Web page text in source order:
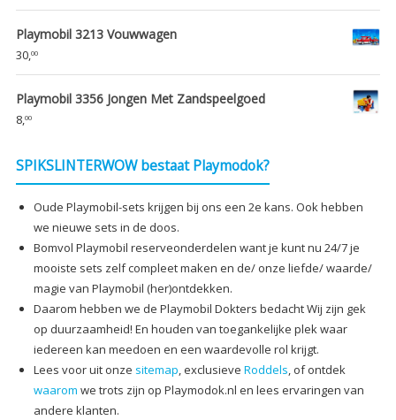
prijs
was:
prijs
is:
Playmobil 3213 Vouwwagen
30,00
Playmobil 3356 Jongen Met Zandspeelgoed
8,00
SPIKSLINTERWOW bestaat Playmodok?
Oude Playmobil-sets krijgen bij ons een 2e kans. Ook hebben
we nieuwe sets in de doos.
Bomvol Playmobil reserveonderdelen want je kunt nu 24/7 je
mooiste sets zelf compleet maken en de/ onze liefde/ waarde/
magie van Playmobil (her)ontdekken.
Daarom hebben we de Playmobil Dokters bedacht Wij zijn gek
op duurzaamheid! En houden van toegankelijke plek waar
iedereen kan meedoen en een waardevolle rol krijgt.
Lees voor uit onze sitemap, exclusieve Roddels, of ontdek
waarom we trots zijn op Playmodok.nl en lees ervaringen van
andere klanten.